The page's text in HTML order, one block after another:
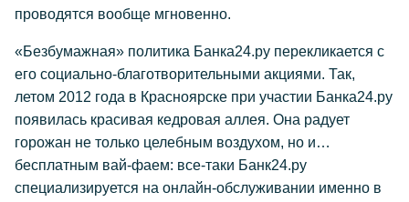
проводятся вообще мгновенно.
«Безбумажная» политика Банка24.ру перекликается с
его социально-благотворительными акциями. Так,
летом 2012 года в Красноярске при участии Банка24.ру
появилась красивая кедровая аллея. Она радует
горожан не только целебным воздухом, но и…
бесплатным вай-фаем: все-таки Банк24.ру
специализируется на онлайн-обслуживании именно в